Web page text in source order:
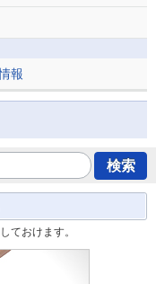
報
検索
ておけます。